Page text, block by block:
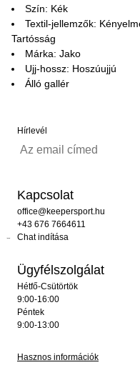
Szín: Kék
Textil-jellemzők:
Tartósság
Márka: Jako
Ujj-hossz: Hoszúujjú
Álló gallér
Hírlevél
Kapcsolat
office@keepersport.hu
+43 676 7664611
Chat indítása
Ügyfélszolgálat
Hétfő-Csütörtök
9:00-16:00
Péntek
9:00-13:00
Hasznos információk